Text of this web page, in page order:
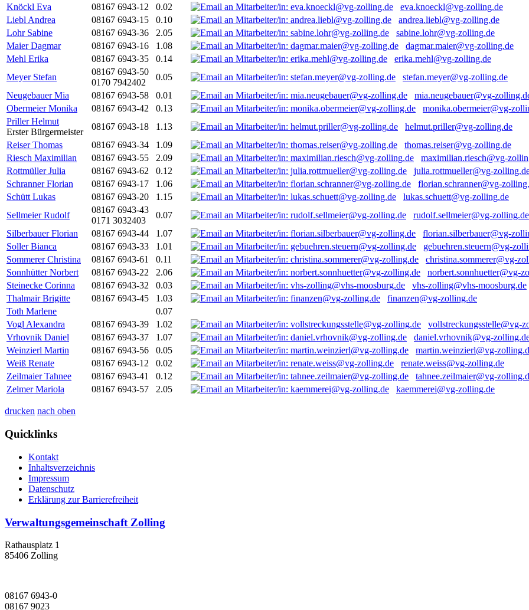
Knöckl Eva
08167 6943-12 0.02
eva.knoeckl@vg-zolling.de
Liebl Andrea
08167 6943-15 0.10
andrea.liebl@vg-zolling.de
Lohr Sabine
08167 6943-36 2.05
sabine.lohr@vg-zolling.de
Maier Dagmar
08167 6943-16 1.08
dagmar.maier@vg-zolling.de
Mehl Erika
08167 6943-35 0.14
erika.mehl@vg-zolling.de
Meyer Stefan
08167 6943-50
0170 7942402
0.05
stefan.meyer@vg-zolling.de
Neugebauer Mia
08167 6943-58 0.01
mia.neugebauer@vg-
Obermeier Monika
08167 6943-42 0.13
monika.obermeier@vg-
Priller Helmut
Erster Bürgermeister
08167 6943-18 1.13
helmut.priller@vg-zolling.de
Reiser Thomas
08167 6943-34 1.09
thomas.reiser@vg-zolling.de
Riesch Maximilian
08167 6943-55 2.09
maximilian.riesch@vg-
Rottmüller Julia
08167 6943-62 0.12
julia.rottmueller@vg-
Schranner Florian
08167 6943-17 1.06
florian.schranner@vg-
Schütt Lukas
08167 6943-20 1.15
lukas.schuett@vg-zolling.de
Sellmeier Rudolf
08167 6943-43
0171 3032403
0.07
rudolf.sellmeier@vg-zolling.de
Silberbauer Florian
08167 6943-44 1.07
florian.silberbauer@vg-
Soller Bianca
08167 6943-33 1.01
gebuehren.steuern@vg-
Sommerer Christina
08167 6943-61 0.11
christina.sommerer@vg-
Sonnhütter Norbert
08167 6943-22 2.06
norbert.sonnhuetter@vg-
Steinecke Corinna
08167 6943-32 0.03
vhs-zolling@vhs-moosburg.de
Thalmair Brigitte
08167 6943-45 1.03
finanzen@vg-zolling.de
Toth Marlene
0.07
Vogl Alexandra
08167 6943-39 1.02
vollstreckungsstelle@vg-
Vrhovnik Daniel
08167 6943-37 1.07
daniel.vrhovnik@vg-
Weinzierl Martin
08167 6943-56 0.05
martin.weinzierl@vg-
Weiß Renate
08167 6943-12 0.02
renate.weiss@vg-zolling.de
Zeilmaier Tahnee
08167 6943-41 0.12
tahnee.zeilmaier@vg-
Zelmer Mariola
08167 6943-57 2.05 kaemmerei@vg-zolling.de
drucken nach oben
Quicklinks
Kontakt
Inhaltsverzeichnis
Impressum
Datenschutz
Erklärung zur Barrierefreiheit
Verwaltungsgemeinschaft Zolling
Rathausplatz 1
85406 Zolling
08167 6943-0
08167 9023